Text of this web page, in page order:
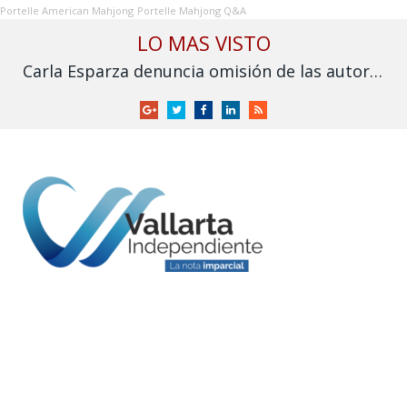
Portelle American Mahjong Portelle Mahjong Q&A
LO MAS VISTO
Carla Esparza denuncia omisión de las autoridades por inundación en Nuevo Nayarit
GoogleTwitterFacebookLinkedInRSS